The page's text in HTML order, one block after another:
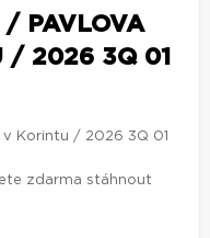
/ PAVLOVA
/ 2026 3Q 01
Korintu / 2026 3Q 01
zdarma stáhnout